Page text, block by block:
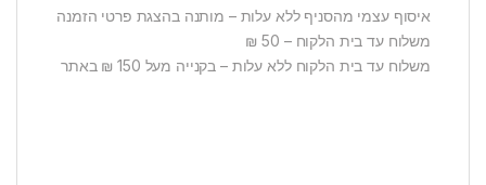
איסוף עצמי מהסניף ללא עלות – מותנה בהצגת פרטי הזמנה
משלוח עד בית הלקוח – 50 ₪
משלוח עד בית הלקוח ללא עלות – בקנייה מעל 150 ₪ באתר